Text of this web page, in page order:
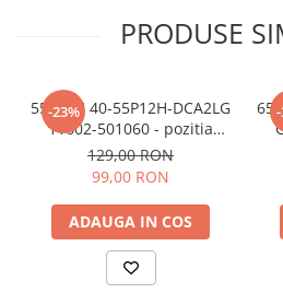
PRODUSE
-23%
55P12H 40-55P12H-DCA2LG
11602-501060 - pozitia
GG517 GG917
129,00 RON
99,00 RON
ADAUGA IN COS